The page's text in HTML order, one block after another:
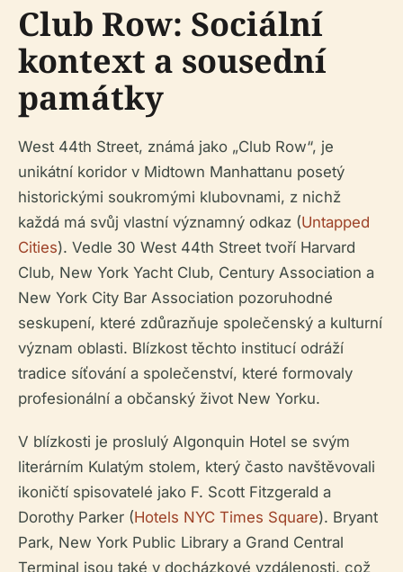
Club Row: Sociální
kontext a sousední
památky
West 44th Street, známá jako „Club Row“, je
unikátní koridor v Midtown Manhattanu posetý
historickými soukromými klubovnami, z nichž
každá má svůj vlastní významný odkaz (Untapped
Cities). Vedle 30 West 44th Street tvoří Harvard
Club, New York Yacht Club, Century Association a
New York City Bar Association pozoruhodné
seskupení, které zdůrazňuje společenský a kulturní
význam oblasti. Blízkost těchto institucí odráží
tradice síťování a společenství, které formovaly
profesionální a občanský život New Yorku.
V blízkosti je proslulý Algonquin Hotel se svým
literárním Kulatým stolem, který často navštěvovali
ikoničtí spisovatelé jako F. Scott Fitzgerald a
Dorothy Parker (Hotels NYC Times Square). Bryant
Park, New York Public Library a Grand Central
Terminal jsou také v docházkové vzdálenosti, což